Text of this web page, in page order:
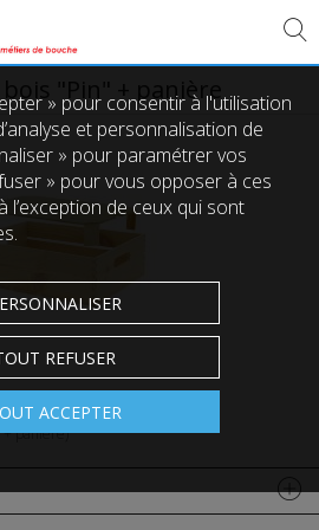
bois "Pin" + panière
+ panière)
» pour consentir à l'utilisation
et personnalisation de
» pour paramétrer vos
» pour vous opposer à ces
l’exception de ceux qui sont
REFUSER
ACCEPTER